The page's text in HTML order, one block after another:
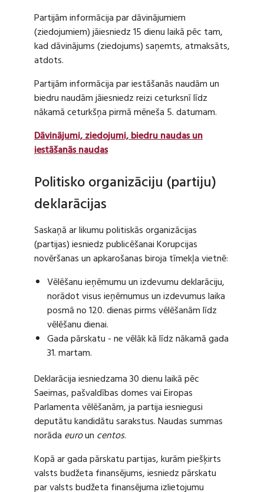
Partijām informācija par dāvinājumiem
(ziedojumiem) jāiesniedz 15 dienu laikā pēc tam,
kad dāvinājums (ziedojums) saņemts, atmaksāts,
atdots.
Partijām informācija par iestāšanās naudām un
biedru naudām jāiesniedz reizi ceturksnī līdz
nākamā ceturkšņa pirmā mēneša 5. datumam.
Dāvinājumi, ziedojumi, biedru naudas un
iestāšanās naudas
Politisko organizāciju (partiju)
deklarācijas
Saskaņā ar likumu politiskās organizācijas
(partijas) iesniedz publicēšanai Korupcijas
novēršanas un apkarošanas biroja tīmekļa vietnē:
Vēlēšanu ieņēmumu un izdevumu deklarāciju,
norādot visus ieņēmumus un izdevumus laika
posmā no 120. dienas pirms vēlēšanām līdz
vēlēšanu dienai.
Gada pārskatu - ne vēlāk kā līdz nākamā gada
31. martam.
Deklarācija iesniedzama 30 dienu laikā pēc
Saeimas, pašvaldības domes vai Eiropas
Parlamenta vēlēšanām, ja partija iesniegusi
deputātu kandidātu sarakstus. Naudas summas
norāda euroun centos.
Kopā ar gada pārskatu partijas, kurām piešķirts
valsts budžeta finansējums, iesniedz pārskatu
par valsts budžeta finansējuma izlietojumu